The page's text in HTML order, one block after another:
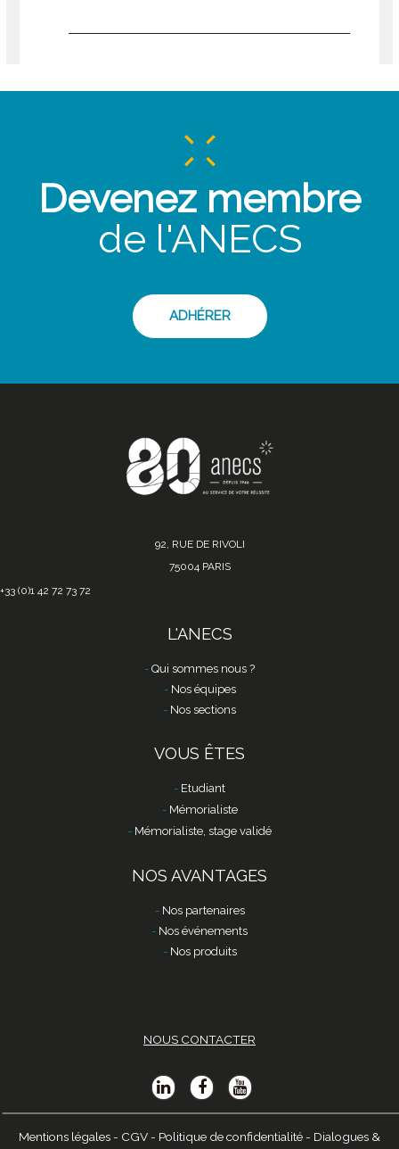
Devenez membre
de l'ANECS
ADHÉRER
92, RUE DE RIVOLI
75004 PARIS
+33 (0)1 42 72 73 72
L'ANECS
Qui sommes nous ?
Nos équipes
Nos sections
VOUS ÊTES
Etudiant
Mémorialiste
Mémorialiste, stage validé
NOS AVANTAGES
Nos partenaires
Nos événements
Nos produits
NOUS CONTACTER
Mentions légales - CGV - Politique de confidentialité - Dialogues &